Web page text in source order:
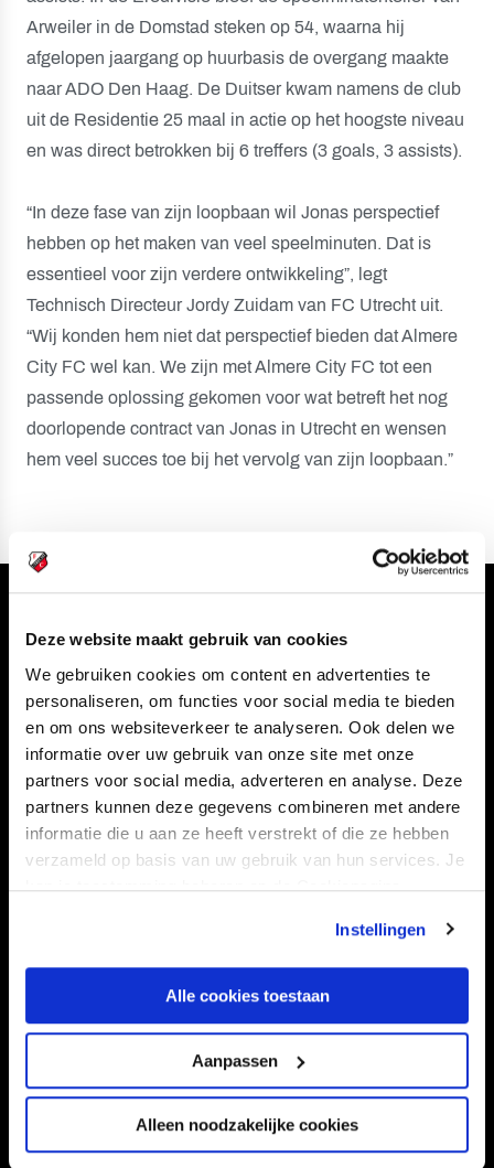
Deze website maakt gebruik van cookies
We gebruiken cookies om content en advertenties te
personaliseren, om functies voor social media te bieden
en om ons websiteverkeer te analyseren. Ook delen we
informatie over uw gebruik van onze site met onze
partners voor social media, adverteren en analyse. Deze
partners kunnen deze gegevens combineren met andere
informatie die u aan ze heeft verstrekt of die ze hebben
verzameld op basis van uw gebruik van hun services. Je
kan je toestemming beheren op de Cookiepagina.
Instellingen
Alle cookies toestaan
Aanpassen
Alleen noodzakelijke cookies
Arweiler in de Domstad steken op 54, waarna hij
afgelopen jaargang op huurbasis de overgang maakte
naar ADO Den Haag. De Duitser kwam namens de club
uit de Residentie 25 maal in actie op het hoogste niveau
en was direct betrokken bij 6 treffers (3 goals, 3 assists).
“In deze fase van zijn loopbaan wil Jonas perspectief
hebben op het maken van veel speelminuten. Dat is
essentieel voor zijn verdere ontwikkeling”, legt
Technisch Directeur Jordy Zuidam van FC Utrecht uit.
“Wij konden hem niet dat perspectief bieden dat Almere
City FC wel kan. We zijn met Almere City FC tot een
passende oplossing gekomen voor wat betreft het nog
doorlopende contract van Jonas in Utrecht en wensen
hem veel succes toe bij het vervolg van zijn loopbaan.”
Navigeer naar
CLUB
TEAMS
STADION
SUPPORTERS
FOUNDATION
KAARTVERKOOP
BUSINESS
Informatie
CONTACT
VERTROUWENSPERSOON